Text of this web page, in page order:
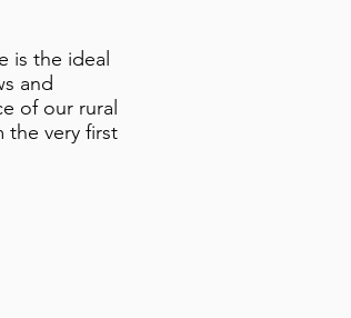
is the ideal
and
of our rural
the very first